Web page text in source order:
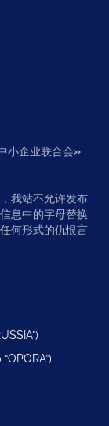
小企业联合会»
我站不允许发布
息中的字母替换
何形式的仇恨言